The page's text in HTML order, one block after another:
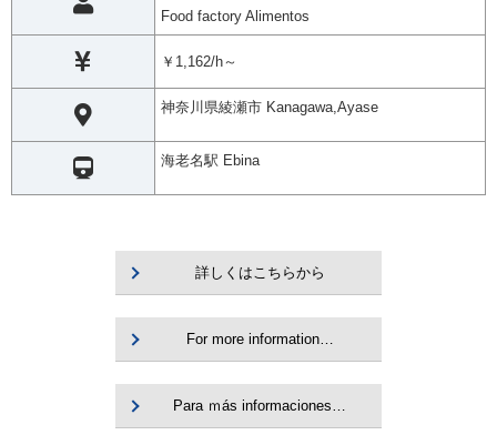
Food factory Alimentos
￥1,162/h～
神奈川県綾瀬市 Kanagawa,Ayase
海老名駅 Ebina
詳しくはこちらから
For more information…
Para ｍás informaciones…